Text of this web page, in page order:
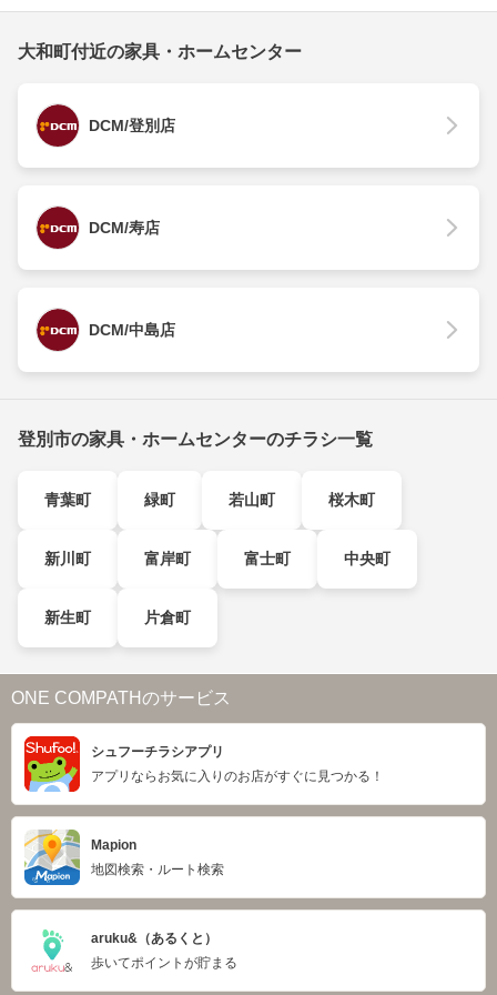
大和町付近の家具・ホームセンター
DCM/登別店
DCM/寿店
DCM/中島店
登別市の家具・ホームセンターのチラシ一覧
青葉町 緑町 若山町 桜木町
新川町 富岸町 富士町 中央町
新生町 片倉町
ONE COMPATHのサービス
シュフーチラシアプリ
アプリならお気に入りのお店がすぐに見つかる！
Mapion
地図検索・ルート検索
aruku&（あるくと）
歩いてポイントが貯まる